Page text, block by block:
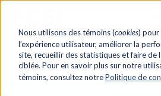
Nous utilisons des témoins (cookies)
l’expérience utilisateur, améliorer la
site, recueillir des statistiques et faire de
ciblée. Pour en savoir plus sur notre
témoins, consultez notrePolitique de
Se
Accueil
Ressources et outils
La GCRA est arrivée. Inscrivez-vous